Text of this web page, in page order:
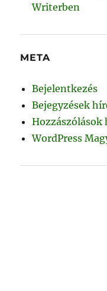
Writerben
META
Bejelentkezés
Bejegyzések
Hozzászólások
WordPress